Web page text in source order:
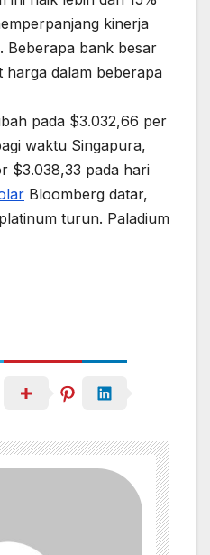
kinerja
Beberapa bank besar
harga dalam beberapa
pada $3.032,66 per
waktu Singapura,
$3.038,33 pada hari
Bloomberg datar,
turun. Paladium